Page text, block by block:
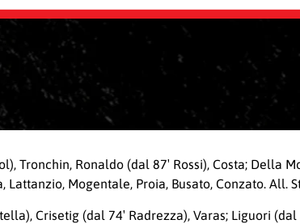
Tronchin, Ronaldo (dal 87′ Rossi), Costa; Della
Mogentale, Proia, Busato, Conzato. All.
Crisetig (dal 74′ Radrezza), Varas; Liguori (dal